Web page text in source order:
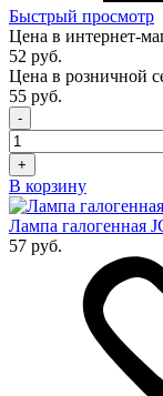
Быстрый просмотр
Цена в интернет-
52 руб.
Цена в розничной
55 руб.
-
+
В корзину
Лампа галогенная
57 руб.